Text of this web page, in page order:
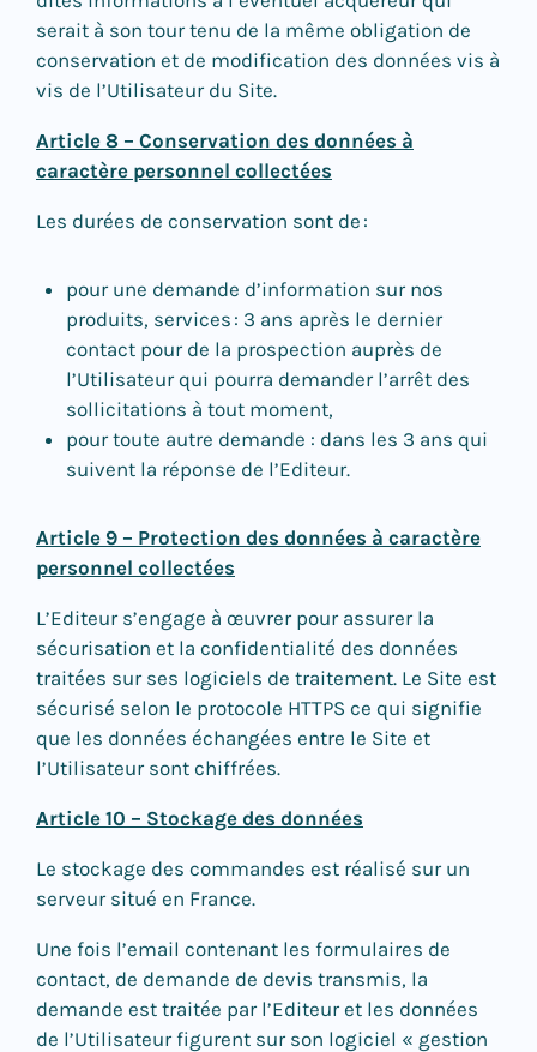
serait à son tour tenu de la même obligation de
conservation et de modification des données vis à
vis de l’Utilisateur du Site.
Article 8 – Conservation des données à
caractère personnel collectées
Les durées de conservation sont de :
pour une demande d’information sur nos
produits, services : 3 ans après le dernier
contact pour de la prospection auprès de
l’Utilisateur qui pourra demander l’arrêt des
sollicitations à tout moment,
pour toute autre demande : dans les 3 ans qui
suivent la réponse de l’Editeur.
Article 9 – Protection des données à caractère
personnel collectées
L’Editeur s’engage à œuvrer pour assurer la
sécurisation et la confidentialité des données
traitées sur ses logiciels de traitement. Le Site est
sécurisé selon le protocole HTTPS ce qui signifie
que les données échangées entre le Site et
l’Utilisateur sont chiffrées.
Article 10 – Stockage des données
Le stockage des commandes est réalisé sur un
serveur situé en France.
Une fois l’email contenant les formulaires de
contact, de demande de devis transmis, la
demande est traitée par l’Editeur et les données
de l’Utilisateur figurent sur son logiciel « gestion